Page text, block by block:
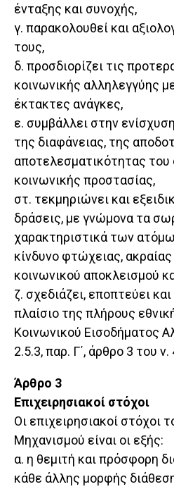
ένταξης και συνοχής,
γ. παρακολουθεί και
τους,
δ. προσδιορίζει τις
κοινωνικής αλληλεγγύης
έκτακτες ανάγκες,
ε. συμβάλλει στην
της διαφάνειας, της
αποτελεσματικότητας
κοινωνικής προστασίας,
στ. τεκμηριώνει και
δράσεις, με γνώμονα τα
χαρακτηριστικά των
κίνδυνο φτώχειας,
κοινωνικού αποκλεισμού
ζ. σχεδιάζει, εποπτεύει
πλαίσιο της πλήρους
Κοινωνικού Εισοδήματος
2.5.3, παρ. Γ΄, άρθρο 3 του
Άρθρο 3
Επιχειρησιακοί στόχοι
Οι επιχειρησιακοί στόχοι
Μηχανισμού είναι οι εξής:
α. η θεμιτή και πρόσφορη
κάθε άλλης μορφής